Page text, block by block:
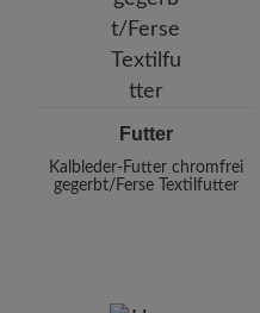
Futter
Kalbleder-Futter chromfrei
gegerbt/Ferse Textilfutter